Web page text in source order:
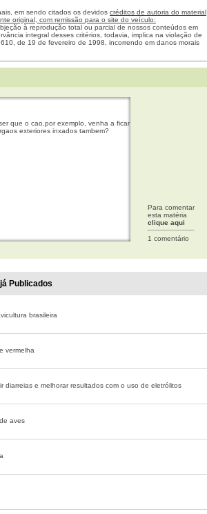
em sendo citados os devidos créditos de autoria do material
original, com remissão para o site do veículo:
à reprodução total ou parcial de nossos conteúdos em
integral desses critérios, todavia, implica na violação de
de 19 de fevereiro de 1998, incorrendo em danos morais
que o cao,por exemplo, venha a ficar
exteriores inxados tambem?
Para comentar
esta matéria
clique aqui
1 comentário
Publicados
brasileira
vermelha
diarreias e melhorar resultados com o uso de eletrólitos
aves